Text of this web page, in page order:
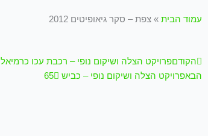
עמוד הבית » צפת – סקר גיאופיטים 2012
קודם
הקודםפרויקט הצלה ושיקום נופי – רכבת עכו כרמיאל
הבאפרויקט הצלה ושיקום נופי – כביש 65
הבא